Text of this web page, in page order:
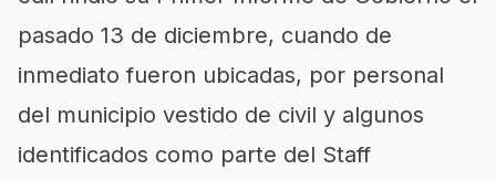
pasado 13 de diciembre, cuando de
inmediato fueron ubicadas, por personal
del municipio vestido de civil y algunos
identificados como parte del Staff